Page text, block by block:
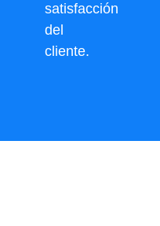
satisfacción
del
cliente.